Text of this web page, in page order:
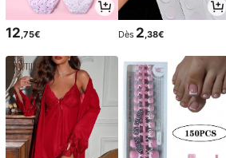
12,75€ Dès 2,38€